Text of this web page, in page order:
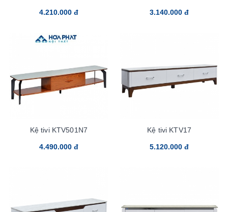
4.210.000 đ 3.140.000 đ
Kệ tivi KTV501N7
4.490.000 đ
Kệ tivi KTV17
5.120.000 đ